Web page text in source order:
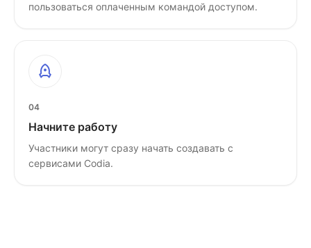
пользоваться оплаченным командой доступом.
04
Начните работу
Участники могут сразу начать создавать с
сервисами Codia.